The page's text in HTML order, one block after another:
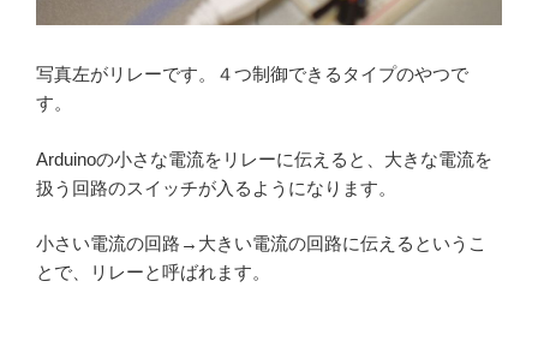
写真左がリレーです。４つ制御できるタイプのやつで
す。
Arduinoの小さな電流をリレーに伝えると、大きな電流を
扱う回路のスイッチが入るようになります。
小さい電流の回路→大きい電流の回路に伝えるというこ
とで、リレーと呼ばれます。